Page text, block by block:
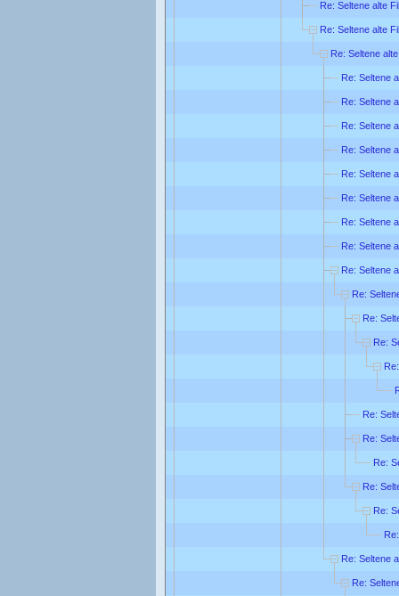
Re: Seltene alte
Re: Seltene alte
Re: Seltene
Re: Seltene
Re: Seltene
Re: Seltene
Re: Seltene
Re: Seltene
Re: Seltene
Re: Seltene
Re: Seltene
Re: Seltene
Re:
Re:
Re:
Re:
Re:
Re:
Re:
Re:
Re: Seltene
Re: